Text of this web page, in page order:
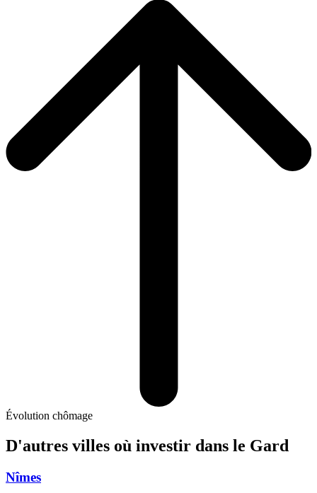
Évolution chômage
D'autres villes où investir dans le Gard
Nîmes